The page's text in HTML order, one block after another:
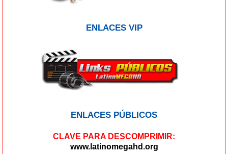
ENLACES VIP
ENLACES PÚBLICOS
CLAVE PARA DESCOMPRIMIR:
www.latinomegahd.org